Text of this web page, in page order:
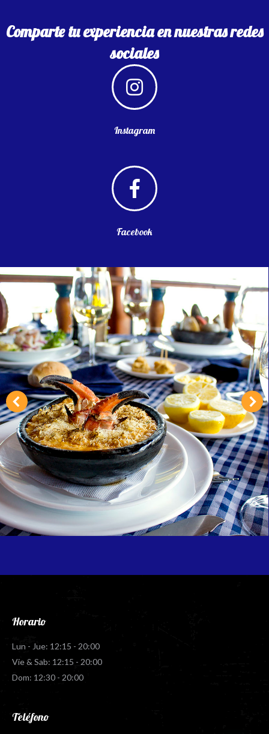
Comparte tu experiencia en nuestras redes
sociales
Lun - Jue: 12:15 - 20:00
Vie & Sab: 12:15 - 20:00